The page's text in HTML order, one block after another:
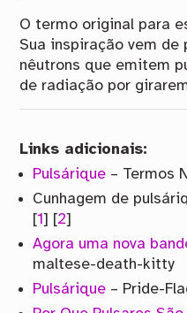
O termo original para
Sua inspiração vem de
nêutrons que emitem
de radiação por
Links adicionais:
Pulsárique – Termos
Cunhagem de
[1] [2]
Agora uma nova
maltese-death-kitty
Pulsárique – Pride-